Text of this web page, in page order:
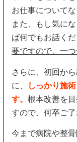
お仕事について
また、もし気に
ば何でもお話くだ
要ですので、一
さらに、初回か
に、
しっかり施
す。 根本改善を
すので、何卒ご了
今まで病院や整